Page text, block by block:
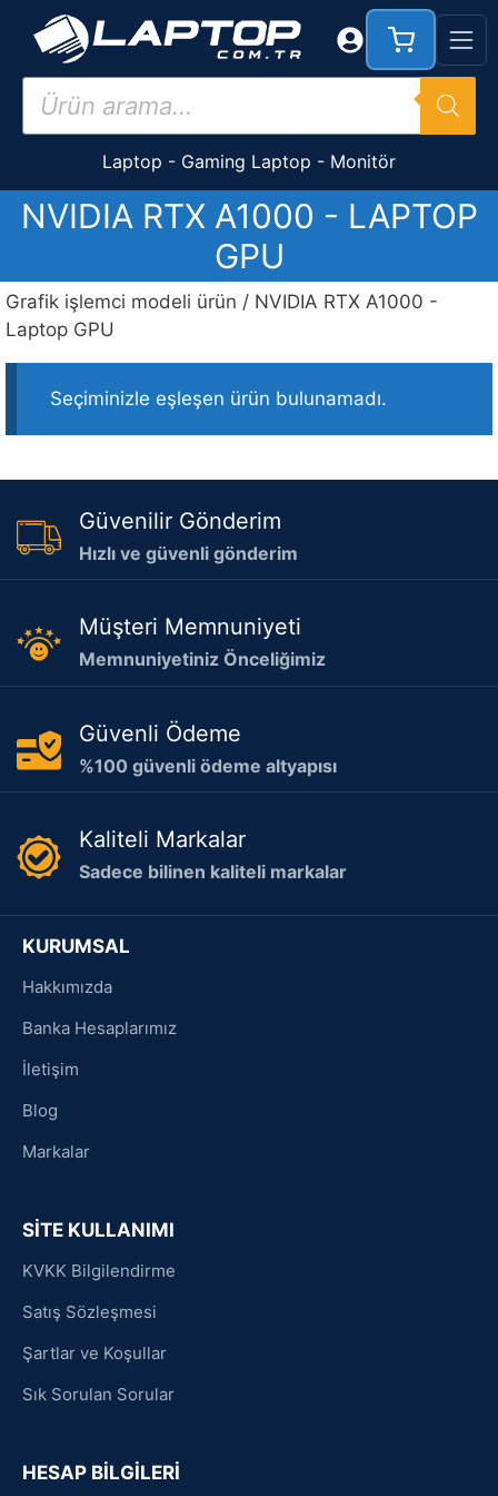
İçeriğe
Products
search
Laptop - Gaming Laptop - Monitör
NVIDIA RTX A1000 - LAPTOP
GPU
Grafik işlemci modeli ürün / NVIDIA RTX A1000 -
Laptop GPU
Seçiminizle eşleşen ürün bulunamadı.
Güvenilir Gönderim
Hızlı ve güvenli gönderim
Müşteri Memnuniyeti
Memnuniyetiniz Önceliğimiz
Güvenli Ödeme
%100 güvenli ödeme altyapısı
Kaliteli Markalar
Sadece bilinen kaliteli markalar
KURUMSAL
Hakkımızda
Banka Hesaplarımız
İletişim
Blog
Markalar
SİTE KULLANIMI
KVKK Bilgilendirme
Satış Sözleşmesi
Şartlar ve Koşullar
Sık Sorulan Sorular
HESAP BİLGİLERİ